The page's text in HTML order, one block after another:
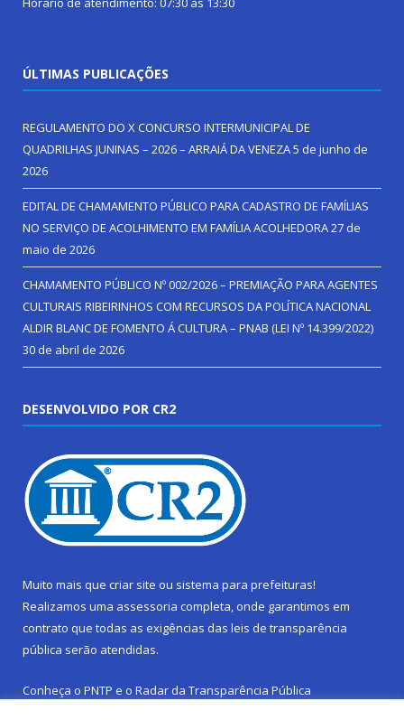
ÚLTIMAS PUBLICAÇÕES
REGULAMENTO DO X CONCURSO INTERMUNICIPAL DE
QUADRILHAS JUNINAS – 2026 – ARRAIÁ DA VENEZA5 de junho de
2026
EDITAL DE CHAMAMENTO PÚBLICO PARA CADASTRO DE FAMÍLIAS
NO SERVIÇO DE ACOLHIMENTO EM FAMÍLIA ACOLHEDORA27 de
maio de 2026
CHAMAMENTO PÚBLICO Nº 002/2026 – PREMIAÇÃO PARA AGENTES
CULTURAIS RIBEIRINHOS COM RECURSOS DA POLÍTICA NACIONAL
ALDIR BLANC DE FOMENTO Á CULTURA – PNAB (LEI Nº 14.399/2022)
30 de abril de 2026
DESENVOLVIDO POR CR2
Muito mais que criar site ou sistema para prefeituras!
Realizamos uma assessoria completa, onde garantimos em
contrato que todas as exigências das leis de transparência
pública serão atendidas.
Conheça o PNTP e o Radar da Transparência Pública